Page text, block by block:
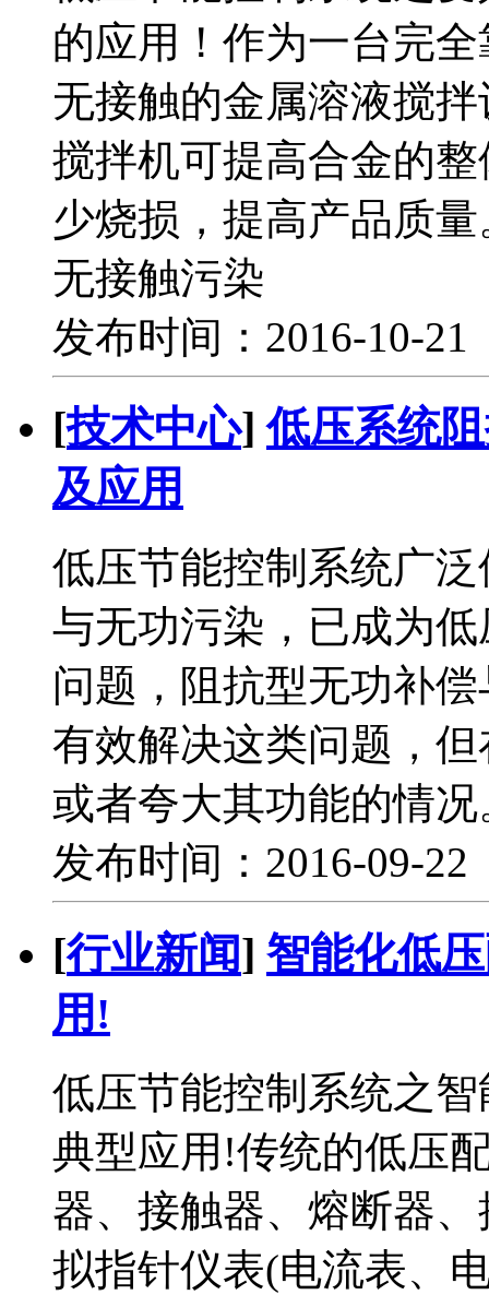
的应用！作为一台完
无接触的金属溶液搅
搅拌机可提高合金的
少烧损，提高产品质
无接触污染
发布时间：2016-10-
[技术中心]低压系统
及应用
低压节能控制系统广
与无功污染，已成为
问题，阻抗型无功补
有效解决这类问题，
或者夸大其功能的情
发布时间：2016-09-
[行业新闻] 智能化低
用!
低压节能控制系统之
典型应用!传统的低压
器、接触器、熔断器
拟指针仪表(电流表、